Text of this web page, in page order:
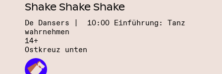
Shake Shake Shake
De Dansers | 10:00 Einführung: Tanz
wahrnehmen
14+
Ostkreuz unten